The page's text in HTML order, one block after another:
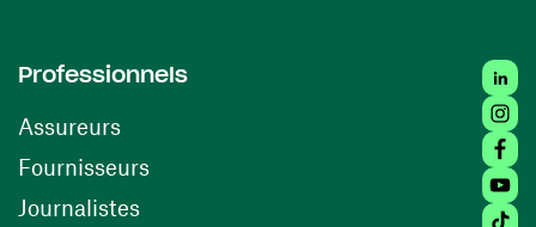
Professionnels
Assureurs
Fournisseurs(ouvre une nouvelle fenêtre)
Journalistes